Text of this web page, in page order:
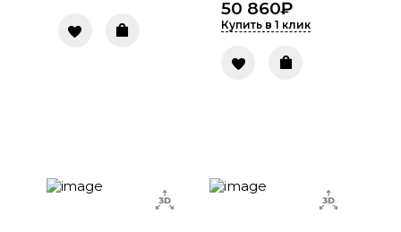
50 860₽
Купить в 1 клик